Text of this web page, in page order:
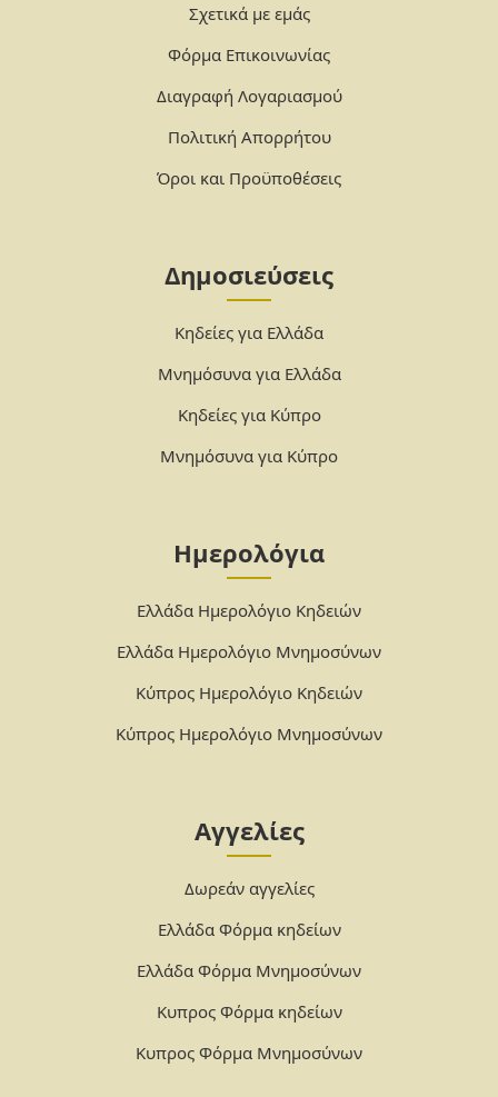
Σχετικά με εμάς
Φόρμα Επικοινωνίας
Διαγραφή Λογαριασμού
Πολιτική Απορρήτου
Όροι και Προϋποθέσεις
Δημοσιεύσεις
Κηδείες για Ελλάδα
Μνημόσυνα για Ελλάδα
Κηδείες για Κύπρο
Μνημόσυνα για Κύπρο
Ημερολόγια
Ελλάδα Ημερολόγιο Κηδειών
Ελλάδα Ημερολόγιο Μνημοσύνων
Κύπρος Ημερολόγιο Κηδειών
Κύπρος Ημερολόγιο Μνημοσύνων
Αγγελίες
Δωρεάν αγγελίες
Ελλάδα Φόρμα κηδείων
Ελλάδα Φόρμα Μνημοσύνων
Κυπρος Φόρμα κηδείων
Κυπρος Φόρμα Μνημοσύνων